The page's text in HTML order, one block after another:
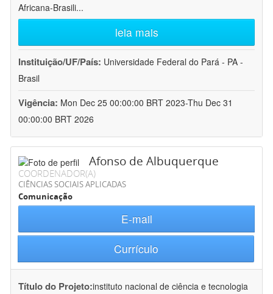
Africana-Brasili...
leia mais
Instituição/UF/País: Universidade Federal do Pará - PA -
Brasil
Vigência: Mon Dec 25 00:00:00 BRT 2023-Thu Dec 31
00:00:00 BRT 2026
Afonso de Albuquerque
COORDENADOR(A)
CIÊNCIAS SOCIAIS APLICADAS
Comunicação
E-mail
Currículo
Título do Projeto:instituto nacional de ciência e tecnologia